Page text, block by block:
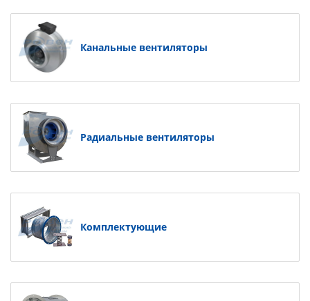
Канальные вентиляторы
Радиальные вентиляторы
Комплектующие